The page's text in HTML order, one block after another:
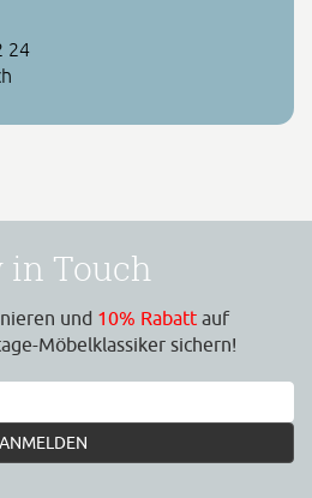
24
in Touch
und 10% Rabatt auf
Möbelklassiker sichern!
ANMELDEN